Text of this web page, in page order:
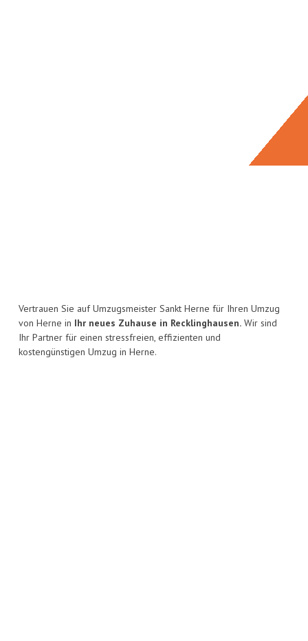
Vertrauen Sie auf Umzugsmeister Sankt Herne für Ihren Umzug
von Herne in Ihr neues Zuhause in Recklinghausen. Wir sind
Ihr Partner für einen stressfreien, effizienten und
kostengünstigen Umzug in Herne.